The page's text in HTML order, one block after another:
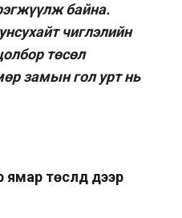
байна.
чиглэлийн
төсөл
замын гол урт нь
төслүүд дээр